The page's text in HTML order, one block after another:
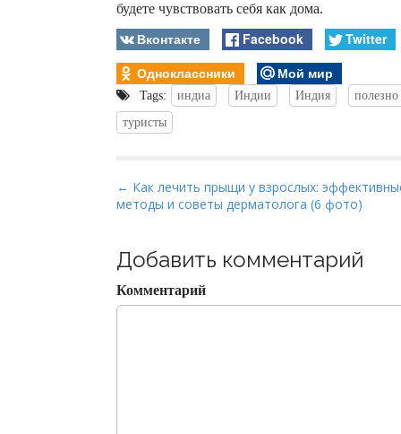
будете чувствовать себя как дома.
Вконтакте Facebook
Twitter
Одноклассники
Мой мир
Tags: индиа Индии Индия
полезно
туристы
P
o
t
n
a
← Как лечить прыщи у взрослых:
методы и советы дерматолога (6 фото)
Добавить комментарий
Комментарий